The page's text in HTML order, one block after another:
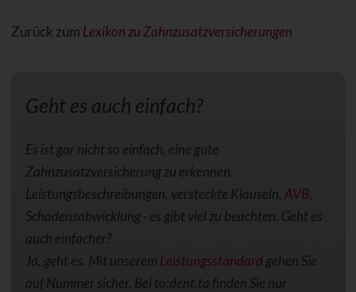
Zurück zum Lexikon zu Zahnzusatzversicherungen
Geht es auch einfach?
Es ist gar nicht so einfach, eine gute
Zahnzusatzversicherung zu erkennen.
Leistungsbeschreibungen, versteckte Klauseln, AVB,
Schadensabwicklung - es gibt viel zu beachten. Geht es
auch einfacher?
Ja, geht es. Mit unserem Leistungsstandardgehen Sie
auf Nummer sicher. Bei to:dent.ta finden Sie nur